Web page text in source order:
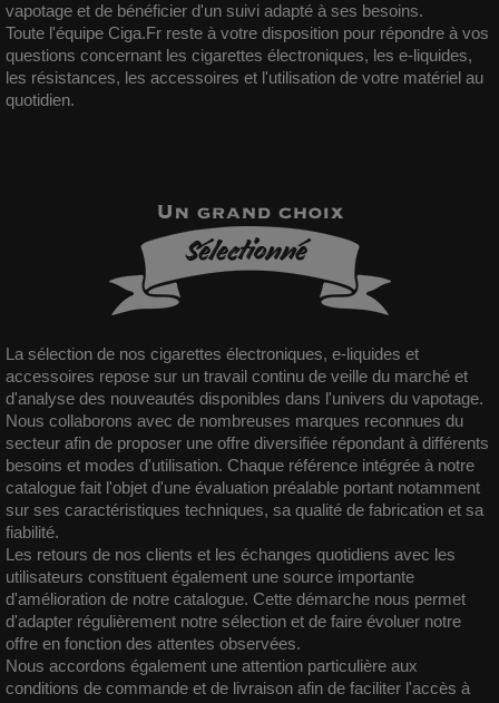
vapotage et de bénéficier d'un suivi adapté à ses besoins.
Toute l'équipe Ciga.Fr reste à votre disposition pour répondre à vos
questions concernant les cigarettes électroniques, les e-liquides,
les résistances, les accessoires et l'utilisation de votre matériel au
quotidien.
La sélection de nos cigarettes électroniques, e-liquides et
accessoires repose sur un travail continu de veille du marché et
d'analyse des nouveautés disponibles dans l'univers du vapotage.
Nous collaborons avec de nombreuses marques reconnues du
secteur afin de proposer une offre diversifiée répondant à différents
besoins et modes d'utilisation. Chaque référence intégrée à notre
catalogue fait l'objet d'une évaluation préalable portant notamment
sur ses caractéristiques techniques, sa qualité de fabrication et sa
fiabilité.
Les retours de nos clients et les échanges quotidiens avec les
utilisateurs constituent également une source importante
d'amélioration de notre catalogue. Cette démarche nous permet
d'adapter régulièrement notre sélection et de faire évoluer notre
offre en fonction des attentes observées.
Nous accordons également une attention particulière aux
conditions de commande et de livraison afin de faciliter l'accès à